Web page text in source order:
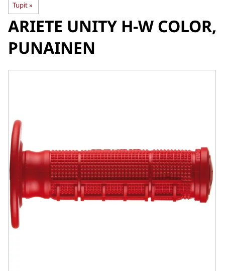
Tupit‪»
ARIETE UNITY H-W COLOR,
PUNAINEN